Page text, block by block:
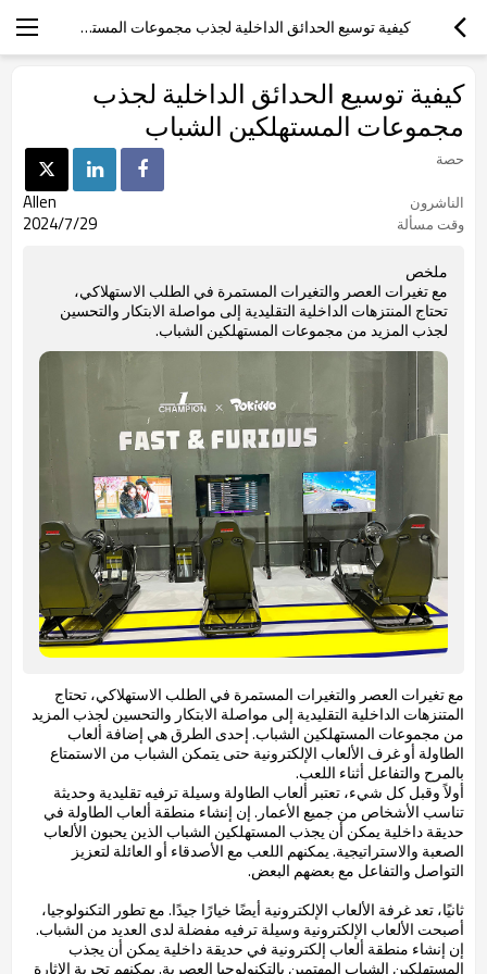
كيفية توسيع الحدائق الداخلية لجذب مجموعات المستهلكين الشباب
كيفية توسيع الحدائق الداخلية لجذب
مجموعات المستهلكين الشباب
حصة
الناشرون
Allen
وقت مسألة 2024/7/29
ملخص
مع تغيرات العصر والتغيرات المستمرة في الطلب الاستهلاكي،
تحتاج المنتزهات الداخلية التقليدية إلى مواصلة الابتكار والتحسين
لجذب المزيد من مجموعات المستهلكين الشباب.
مع تغيرات العصر والتغيرات المستمرة في الطلب الاستهلاكي، تحتاج
المتنزهات الداخلية التقليدية إلى مواصلة الابتكار والتحسين لجذب المزيد
من مجموعات المستهلكين الشباب. إحدى الطرق هي إضافة ألعاب
الطاولة أو غرف الألعاب الإلكترونية حتى يتمكن الشباب من الاستمتاع
بالمرح والتفاعل أثناء اللعب.
أولاً وقبل كل شيء، تعتبر ألعاب الطاولة وسيلة ترفيه تقليدية وحديثة
تناسب الأشخاص من جميع الأعمار. إن إنشاء منطقة ألعاب الطاولة في
حديقة داخلية يمكن أن يجذب المستهلكين الشباب الذين يحبون الألعاب
الصعبة والاستراتيجية. يمكنهم اللعب مع الأصدقاء أو العائلة لتعزيز
التواصل والتفاعل مع بعضهم البعض.
ثانيًا، تعد غرفة الألعاب الإلكترونية أيضًا خيارًا جيدًا. مع تطور التكنولوجيا،
أصبحت الألعاب الإلكترونية وسيلة ترفيه مفضلة لدى العديد من الشباب.
إن إنشاء منطقة ألعاب إلكترونية في حديقة داخلية يمكن أن يجذب
المستهلكين الشباب المهتمين بالتكنولوجيا العصرية. يمكنهم تجربة الإثارة